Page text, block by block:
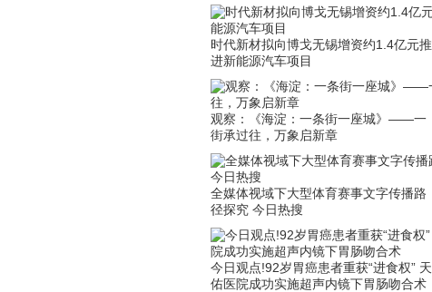
时代新材拟向博戈无锡增资约1.4亿元推
进新能源汽车项目
观察：《海淀：一条街一座城》——一
街承过往，万象启新章
全媒体视域下大型体育赛事文字传播路
径探究 今日热搜
今日观点!92岁胃癌患者重获“进食权” 天
佑医院成功实施超声内镜下胃肠吻合术